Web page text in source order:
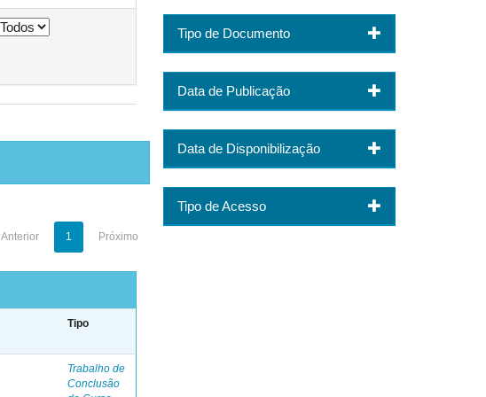
Anterior 1 Próximo
Tipo
Trabalho de
Conclusão
Tipo de Documento
Data de Publicação
Data de Disponibilização
Tipo de Acesso